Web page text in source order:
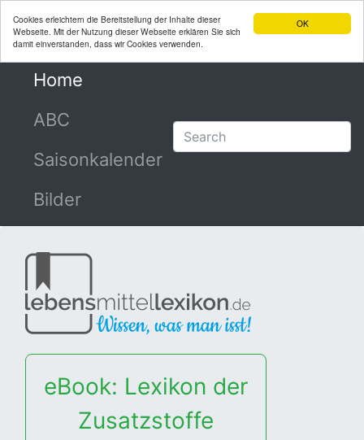
OK
Cookies erleichtern die Bereitstellung der Inhalte dieser
Webseite. Mit der Nutzung dieser Webseite erklären Sie sich
damit einverstanden, dass wir Cookies verwenden.
Home
ABC
Saisonkalender
Bilder
eBook: Lexikon der
Zusatzstoffe